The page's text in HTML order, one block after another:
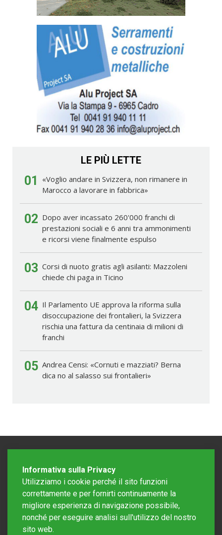
LE PIÙ LETTE
01
«Voglio andare in Svizzera, non rimanere in
Marocco a lavorare in fabbrica»
02 Dopo aver incassato 260'000 franchi di
prestazioni sociali e 6 anni tra ammonimenti
e ricorsi viene finalmente espulso
03 Corsi di nuoto gratis agli asilanti: Mazzoleni
chiede chi paga in Ticino
04 Il Parlamento UE approva la riforma sulla
disoccupazione dei frontalieri, la Svizzera
rischia una fattura da centinaia di milioni di
franchi
05 Andrea Censi: «Cornuti e mazziati? Berna
dica no al salasso sui frontalieri»
Informativa sulla Privacy
Utilizziamo i cookie perché il sito funzioni
correttamente e per fornirti continuamente la
migliore esperienza di navigazione possibile,
nonché per eseguire analisi sull'utilizzo del nostro
sito web.